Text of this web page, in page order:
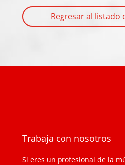
Regresar al listado
Trabaja con nosotros
Si eres un profesional de la